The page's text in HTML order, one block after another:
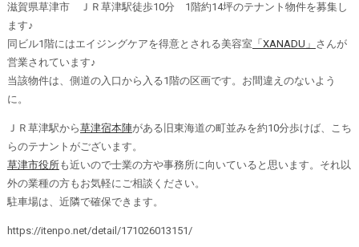
滋賀県草津市 ＪＲ草津駅徒歩10分 1階約14坪のテナント物件を募集し
ます♪
同ビル1階にはエイジングケアを得意とされる美容室 「XANADU」 さんが
営業されています♪
当該物件は、側道の入口から入る1階の区画です。お間違えのないよう
に。
ＪＲ草津駅から草津宿本陣がある旧東海道の町並みを約10分歩けば、こち
らのテナントがございます。
草津市役所も近いので士業の方や事務所に向いていると思います。それ以
外の業種の方もお気軽にご相談ください。
駐車場は、近隣で確保できます。
https://itenpo.net/detail/171026013151/